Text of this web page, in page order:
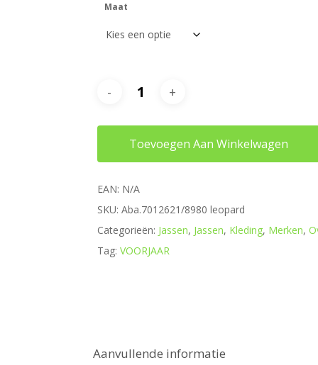
Maat
Toevoegen Aan Winkelwagen
EAN: N/A
SKU: Aba.7012621/8980 leopard
Categorieën: Jassen, Jassen, Kleding, Merken,
Tag: VOORJAAR
Aanvullende informatie